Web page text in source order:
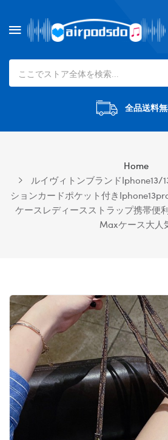
全品送料
Home
ルイヴィトンブランドiphone13/
ションカードポケット付き
ケースレディースストラップ携帯便
Maxケース大人